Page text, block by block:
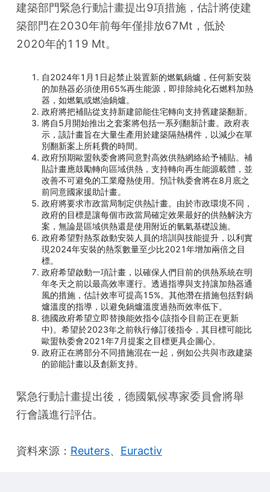
建築部門緊急行動計畫提出9項措施，估計將使建
築部門在2030年前每年僅排放67Mt，低於
2020年的119 Mt。
自2024年1月1日起禁止裝置新的燃氣鍋爐，任何新安裝
的加熱器必須使用65%再生能源，即排除純化石燃料加熱
器，如燃氣或燃油鍋爐。
政府將把補貼從支持新建節能住宅轉向支持舊建築翻新。
將自5月開始推出之套案將包括一系列翻新計畫。政府表
示，該計畫旨在大量生產用於建築隔熱構件，以減少在單
別翻新案上所耗費的時間。
政府預期歐盟執委會將同意對高效供熱網絡給予補貼。補
貼計畫應鼓勵轉向區域供熱，支持轉向再生能源載體，並
改善不可避免的工業廢熱使用。預計執委會將在8月底之
前同意國家援助計畫。
政府將要求市政當局制定供熱計畫。由於市政環境不同，
政府的目標是讓每個市政當局確定效果最好的供熱解決方
案，無論是區域供熱還是使用附近的氫氣基礎設施。
政府希望對熱泵啟動安裝人員的培訓與技能提升，以利實
現2024年安裝的熱泵數量至少比2021年增加兩倍之目
標。
政府希望啟動一項計畫，以確保人們目前的供熱系統在明
年冬天之前以最高效率運行。透過指導與支持讓加熱器通
風的措施，估計效率可提高15%。其他潛在措施包括對鍋
爐溫度的指導，以避免鍋爐溫度過熱而效率低下。
德國政府希望立即替換能效指令(該指令目前正在更新
中)。希望於2023年之前執行修訂後指令，其目標可能比
歐盟執委會2021年7月提案之目標更具企圖心。
政府正在將部分不同措施混在一起，例如公共與市政建築
的節能計畫以及創新支持。
緊急行動計畫提出後，德國氣候專家委員會將舉
行會議進行評估。
資料來源： Reuters、 Euractiv